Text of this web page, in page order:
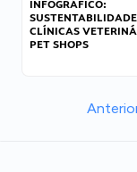
INFOGRÁFICO:
CLÍNICAS
PET SHOPS